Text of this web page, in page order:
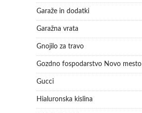
Garaže in dodatki
Garažna vrata
Gnojilo za travo
Gozdno fospodarstvo Novo mesto
Gucci
Hialuronska kislina